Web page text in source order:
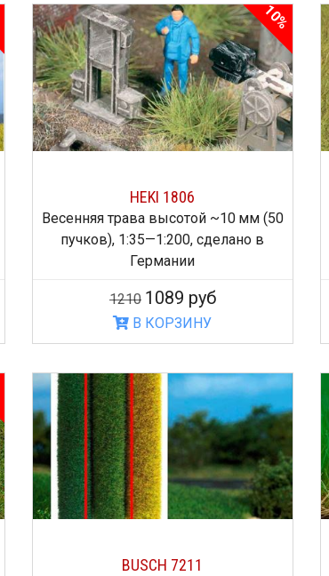
HEKI 1806
Весенняя трава высотой ~10 мм (50
пучков), 1:35—1:200, сделано в
Германии
10%
1210 1089 руб
В КОРЗИНУ
BUSCH 7211